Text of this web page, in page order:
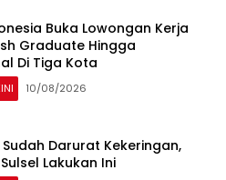
Buka Lowongan Kerja
Graduate Hingga
Di Tiga Kota
10/08/2026
Darurat Kekeringan,
Lakukan Ini